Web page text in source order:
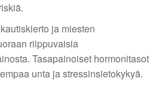
ja miesten
riippuvaisia
Tasapainoiset hormonitasot
unta ja stressinsietokykyä.